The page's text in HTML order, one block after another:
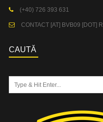
(+40) 726 393 631
CONTACT [AT] BVB09 [DOT]
CAUTĂ